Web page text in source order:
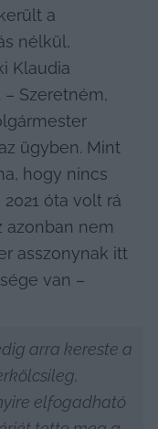
a
nélkül,
Klaudia
Szeretném,
ügyben. Mint
hogy nincs
óta volt rá
azonban nem
asszonynak itt
van –
elfogadható